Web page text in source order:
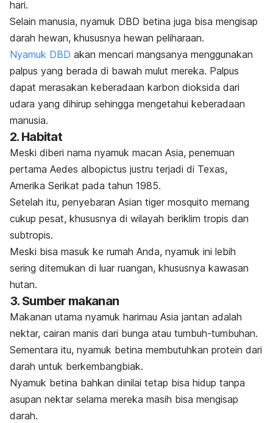
hari.
Selain manusia, nyamuk DBD betina juga bisa mengisap
darah hewan, khususnya hewan peliharaan.
Nyamuk DBD akan mencari mangsanya menggunakan
palpus yang berada di bawah mulut mereka. Palpus
dapat merasakan keberadaan karbon dioksida dari
udara yang dihirup sehingga mengetahui keberadaan
manusia.
2. Habitat
Meski diberi nama nyamuk macan Asia, penemuan
pertama Aedes albopictus justru terjadi di Texas,
Amerika Serikat pada tahun 1985.
Setelah itu, penyebaran Asian tiger mosquito memang
cukup pesat, khususnya di wilayah beriklim tropis dan
subtropis.
Meski bisa masuk ke rumah Anda, nyamuk ini lebih
sering ditemukan di luar ruangan, khususnya kawasan
hutan.
3. Sumber makanan
Makanan utama nyamuk harimau Asia jantan adalah
nektar, cairan manis dari bunga atau tumbuh-tumbuhan.
Sementara itu, nyamuk betina membutuhkan protein dari
darah untuk berkembangbiak.
Nyamuk betina bahkan dinilai tetap bisa hidup tanpa
asupan nektar selama mereka masih bisa mengisap
darah.